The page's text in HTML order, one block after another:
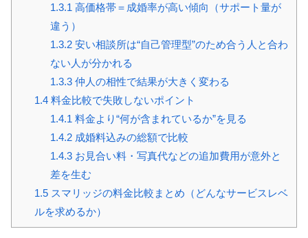
1.3.1 高価格帯＝成婚率が高い傾向（サポート量が
違う）
1.3.2安い相談所は“自己管理型”のため合う人と合わ
ない人が分かれる
1.3.3仲人の相性で結果が大きく変わる
1.4料金比較で失敗しないポイント
1.4.1 料金より“何が含まれているか”を見る
1.4.2成婚料込みの総額で比較
1.4.3お見合い料・写真代などの追加費用が意外と
差を生む
1.5スマリッジの料金比較まとめ（どんなサービスレベ
ルを求めるか）